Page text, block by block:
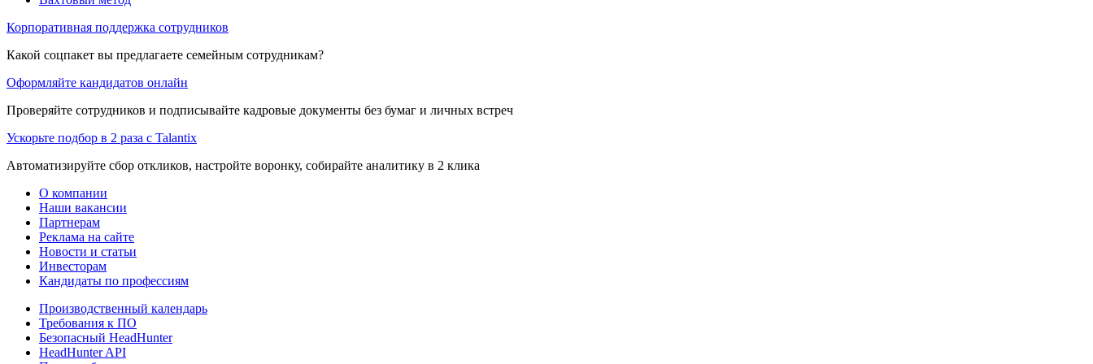
Корпоративная поддержка сотрудников
Какой соцпакет вы предлагаете семейным сотрудникам?
Оформляйте кандидатов онлайн
Проверяйте сотрудников и подписывайте кадровые документы без бумаг и личных встреч
Ускорьте подбор в 2 раза с Talantix
Автоматизируйте сбор откликов, настройте воронку, собирайте аналитику в 2 клика
О компании
Наши вакансии
Партнерам
Реклама на сайте
Новости и статьи
Инвесторам
Кандидаты по профессиям
Производственный календарь
Требования к ПО
Безопасный HeadHunter
HeadHunter API